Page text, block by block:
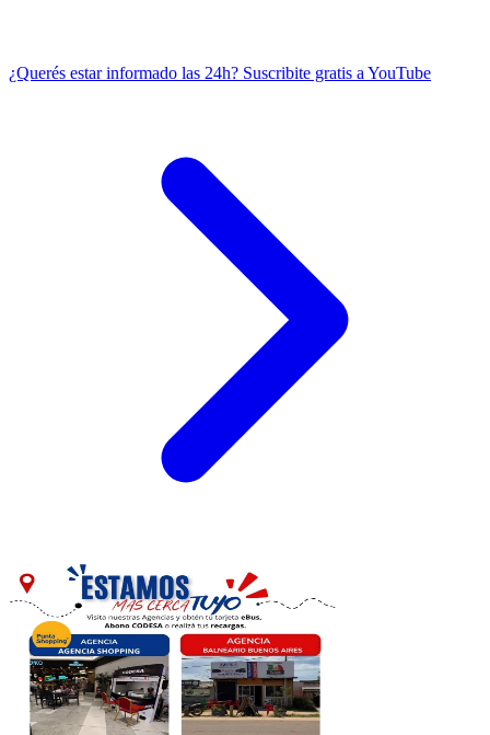
¿Querés estar informado las 24h? Suscribite gratis a YouTube